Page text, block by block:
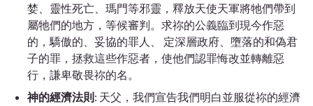
婪、靈性死亡、瑪門等邪靈，釋放天使天軍將牠們帶到
屬牠們的地方，等候審判。求祢的公義臨到現今作惡
的，驕傲的、妥協的罪人、 定深層政府、墮落的和偽君
子的罪，拯救這些作惡者，使他們認罪悔改並轉離惡
行，謙卑敬畏祢的名。
神的經濟法則: 天父，我們宣告我們明白並服從祢的經濟